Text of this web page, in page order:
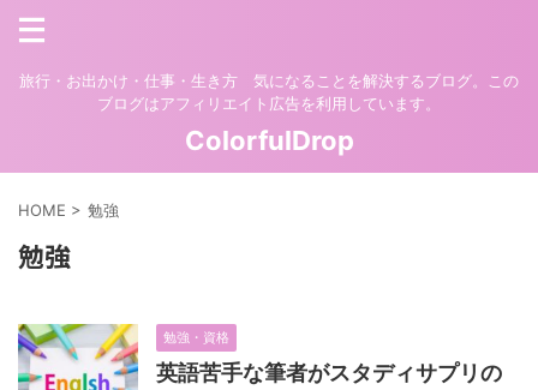
旅行・お出かけ・仕事・生き方 気になることを解決するブログ。この
ブログはアフィリエイト広告を利用しています。
ColorfulDrop
HOME > 勉強
勉強
勉強・資格
英語苦手な筆者がスタディサプリの